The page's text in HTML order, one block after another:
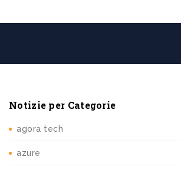
Notizie per Categorie
agora tech
azure